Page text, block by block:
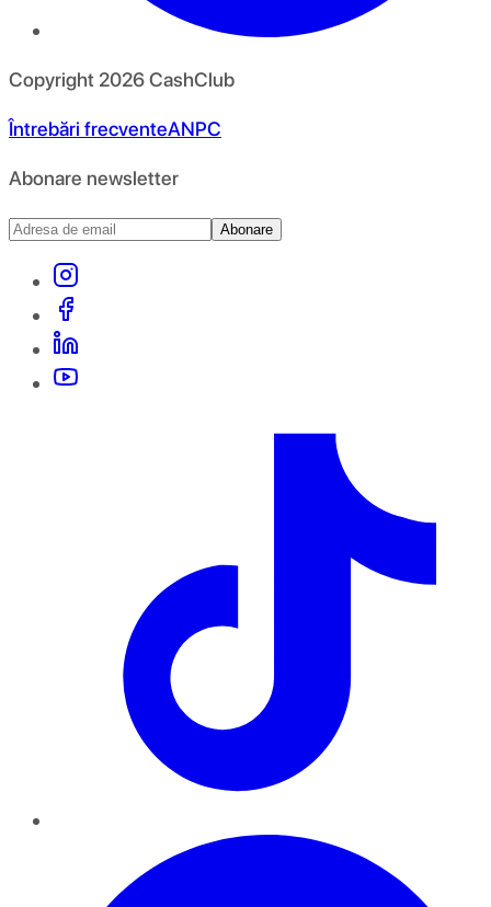
Copyright 2026CashClub
Întrebări frecventeANPC
Abonare newsletter
Abonare